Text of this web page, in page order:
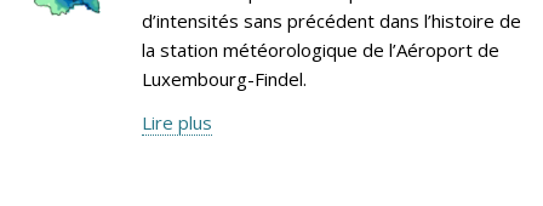
d’intensités sans précédent dans l’histoire de
la station météorologique de l’Aéroport de
Luxembourg-Findel.
Lire plus